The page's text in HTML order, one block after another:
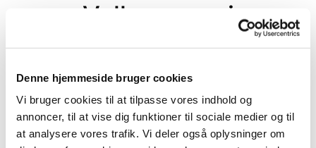
Denne hjemmeside bruger cookies
Vi bruger cookies til at tilpasse vores indhold og
annoncer, til at vise dig funktioner til sociale medier og til
at analysere vores trafik. Vi deler også oplysninger om
Velkommen i
Bjæverskov
Kirke